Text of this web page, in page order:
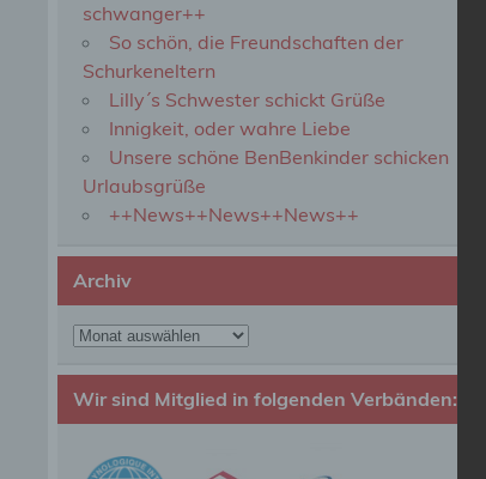
schwanger++
So schön, die Freundschaften der
Schurkeneltern
Lilly´s Schwester schickt Grüße
Innigkeit, oder wahre Liebe
Unsere schöne BenBenkinder schicken
Urlaubsgrüße
++News++News++News++
Archiv
Archiv
Wir sind Mitglied in folgenden Verbänden: